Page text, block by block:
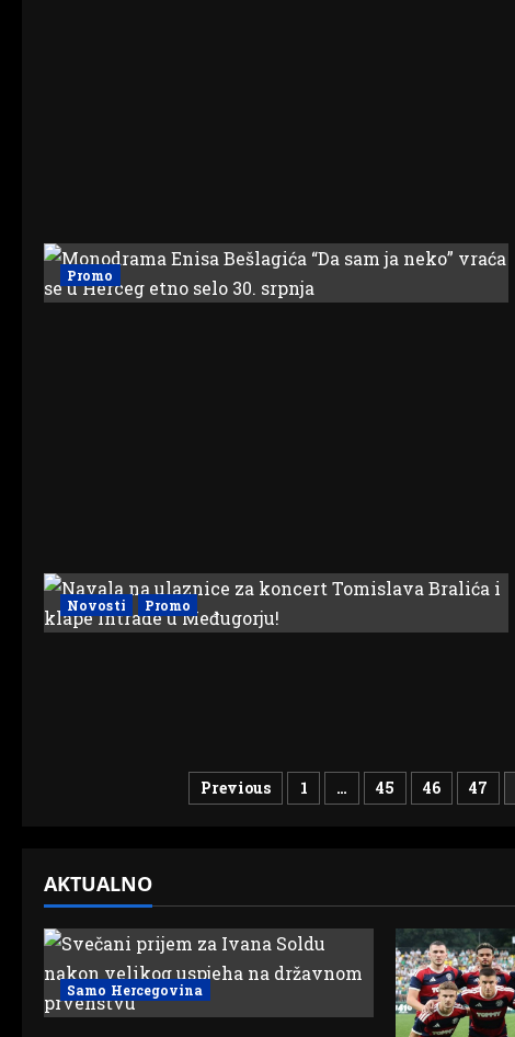
Promo
Novosti Promo
Brojevi
Previous 1 … 45 46 47
AKTUALNO
Samo Hercegovina